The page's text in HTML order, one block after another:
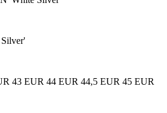
43 EUR 44 EUR 44,5 EUR 45 EUR